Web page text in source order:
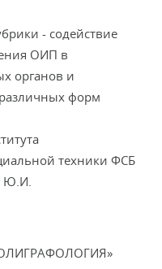
- содействие
ОИП в
органов и
различных форм
техники ФСБ
Ю.И.